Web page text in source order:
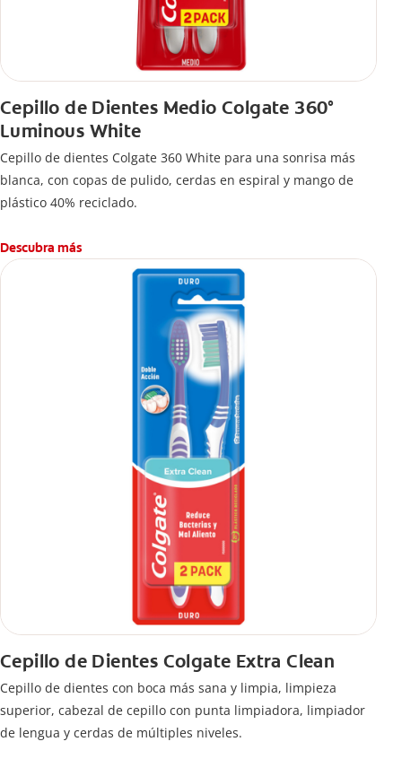
Cepillo de Dientes Medio Colgate 360°
Luminous White
Cepillo de dientes Colgate 360 White para una sonrisa más
blanca, con copas de pulido, cerdas en espiral y mango de
plástico 40% reciclado.
Descubra más
Cepillo de Dientes Colgate Extra Clean
Cepillo de dientes con boca más sana y limpia, limpieza
superior, cabezal de cepillo con punta limpiadora, limpiador
de lengua y cerdas de múltiples niveles.